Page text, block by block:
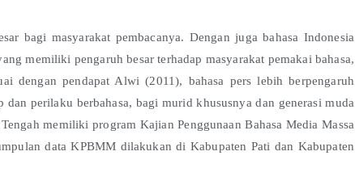
bagi masyarakat pembacanya. Dengan juga bahasa Indonesia
memiliki pengaruh besar terhadap masyarakat pemakai bahasa,
dengan pendapat Alwi (2011), bahasa pers lebih berpengaruh
perilaku berbahasa, bagi murid khususnya dan generasi muda
memiliki program Kajian Penggunaan Bahasa Media Massa
data KPBMM dilakukan di Kabupaten Pati dan Kabupaten